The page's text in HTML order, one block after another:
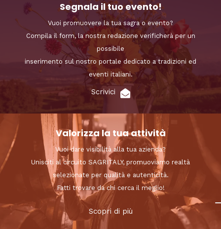
Segnala il tuo evento!
Vuoi promuovere la tua sagra o evento?
Compila il form, la nostra redazione verificherà per un
possibile
inserimento sul nostro portale dedicato a tradizioni ed
eventi italiani.
Scrivici
Valorizza la tua attività
Vuoi dare visibilità alla tua azienda?
Unisciti al circuito SAGRITALY, promuoviamo realtà
selezionate per qualità e autenticità.
Fatti trovare da chi cerca il meglio!
Scopri di più